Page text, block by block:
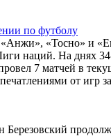
по футболу
«Тосно» и
наций. На днях
7 матчей в
от игр